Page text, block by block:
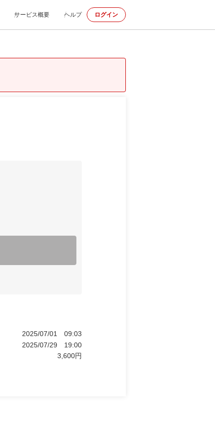
サービス概要 ヘルプ ログイン
2025/07/01
09:03
2025/07/29
19:00
3,600円